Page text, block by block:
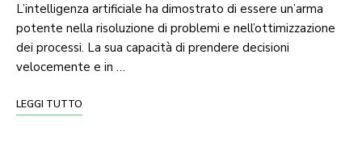
L’intelligenza artificiale ha dimostrato di essere un’arma
potente nella risoluzione di problemi e nell’ottimizzazione
dei processi. La sua capacità di prendere decisioni
velocemente e in …
LEGGI TUTTO